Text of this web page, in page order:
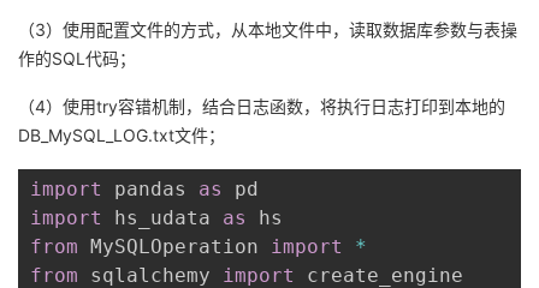
（3）使用配置文件的方式，从本地文件中，读取数据库参数与表操
作的SQL代码；
（4）使用try容错机制，结合日志函数，将执行日志打印到本地的
DB_MySQL_LOG.txt文件；
import pandas as
import
hs_udata as
from MySQLOperation import
*
from sqlalchemy import